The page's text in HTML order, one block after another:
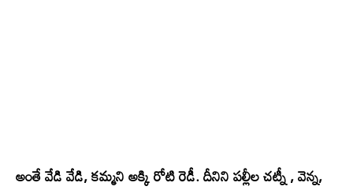
అంతే వేడి వేడి, కమ్మని అక్కి రోటి రెడీ. దీనిని పల్లీల చట్నీ , వెన్న,